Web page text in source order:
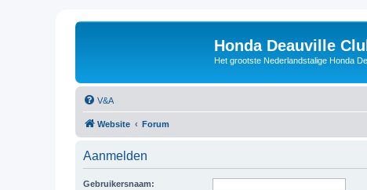
Honda Deauville
Het grootste Nederlandstalige Honda
V&A
Website Forum
Aanmelden
Gebruikersnaam: